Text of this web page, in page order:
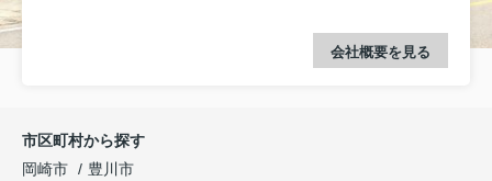
会社概要を見る
市区町村から探す
岡崎市
豊川市